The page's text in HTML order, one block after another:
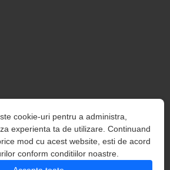
cookie-uri pentru a administra,
experienta ta de utilizare. Continuand
mod cu acest website, esti de acord
conform conditiilor noastre.